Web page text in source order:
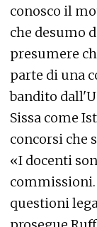
conosco il
che desumo
presumere
parte di una
bandito
Sissa come
concorsi che
«I docenti
questioni